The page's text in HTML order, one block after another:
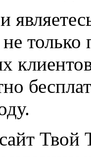
только
Твой